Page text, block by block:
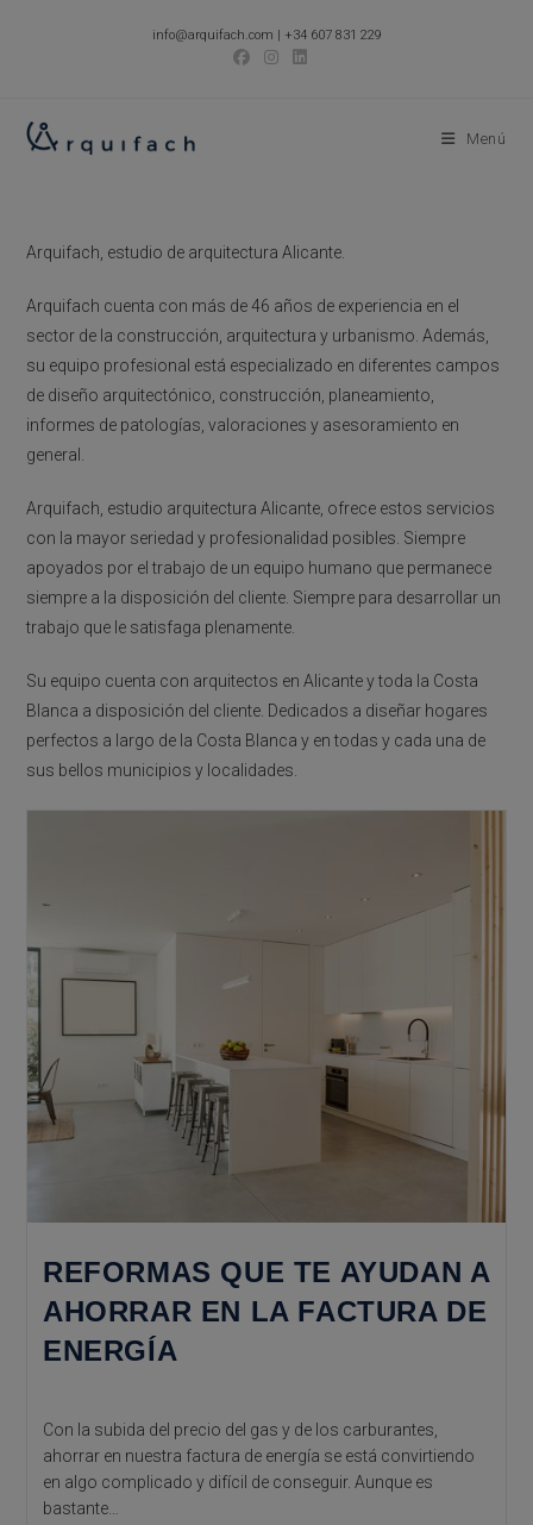
info@arquifach.com | +34 607 831 229
Menú
Arquifach, estudio de arquitectura Alicante.
Arquifach cuenta con más de 46 años de experiencia en el
sector de la construcción, arquitectura y urbanismo. Además,
su equipo profesional está especializado en diferentes campos
de diseño arquitectónico, construcción, planeamiento,
informes de patologías, valoraciones y asesoramiento en
general.
Arquifach, estudio arquitectura Alicante, ofrece estos servicios
con la mayor seriedad y profesionalidad posibles. Siempre
apoyados por el trabajo de un equipo humano que permanece
siempre a la disposición del cliente. Siempre para desarrollar un
trabajo que le satisfaga plenamente.
Su equipo cuenta con arquitectos en Alicante y toda la Costa
Blanca a disposición del cliente. Dedicados a diseñar hogares
perfectos a largo de la Costa Blanca y en todas y cada una de
sus bellos municipios y localidades.
REFORMAS QUE TE AYUDAN A
AHORRAR EN LA FACTURA DE
ENERGÍA
Con la subida del precio del gas y de los carburantes,
ahorrar en nuestra factura de energía se está convirtiendo
en algo complicado y difícil de conseguir. Aunque es
bastante…